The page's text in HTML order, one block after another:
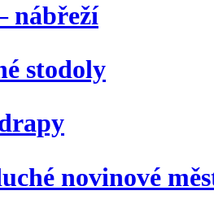
nábřeží
stodoly
novinové